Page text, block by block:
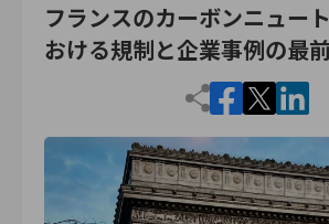
フランスのカーボンニュー
おける規制と企業事例の最